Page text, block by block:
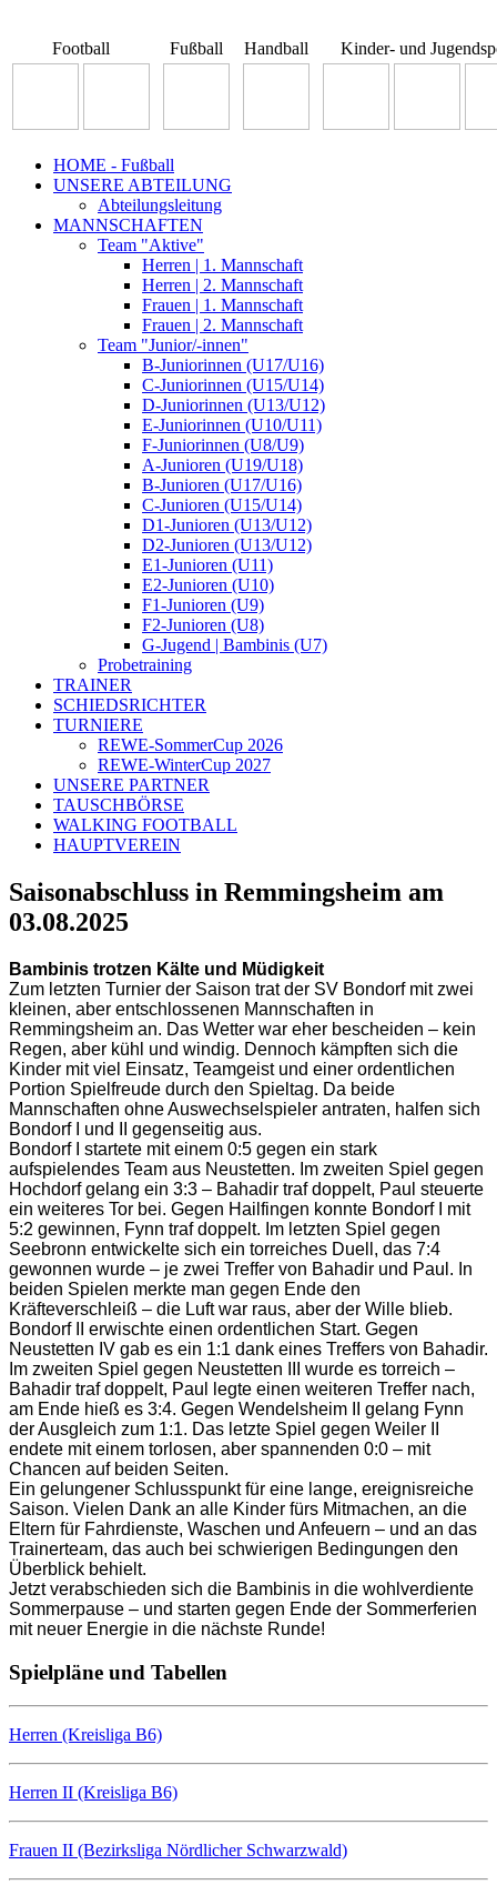
Football Fußball Handball Kinder- und
HOME - Fußball
UNSERE ABTEILUNG
Abteilungsleitung
MANNSCHAFTEN
Team "Aktive"
Herren | 1. Mannschaft
Herren | 2. Mannschaft
Frauen | 1. Mannschaft
Frauen | 2. Mannschaft
Team "Junior/-innen"
B-Juniorinnen (U17/U16)
C-Juniorinnen (U15/U14)
D-Juniorinnen (U13/U12)
E-Juniorinnen (U10/U11)
F-Juniorinnen (U8/U9)
A-Junioren (U19/U18)
B-Junioren (U17/U16)
C-Junioren (U15/U14)
D1-Junioren (U13/U12)
D2-Junioren (U13/U12)
E1-Junioren (U11)
E2-Junioren (U10)
F1-Junioren (U9)
F2-Junioren (U8)
G-Jugend | Bambinis (U7)
Probetraining
TRAINER
SCHIEDSRICHTER
TURNIERE
REWE-SommerCup 2026
REWE-WinterCup 2027
UNSERE PARTNER
TAUSCHBÖRSE
WALKING FOOTBALL
HAUPTVEREIN
Saisonabschluss in Remmingsheim am
03.08.2025
Bambinis trotzen Kälte und Müdigkeit
Zum letzten Turnier der Saison trat der SV Bondorf mit zwei
kleinen, aber entschlossenen Mannschaften in
Remmingsheim an. Das Wetter war eher bescheiden – kein
Regen, aber kühl und windig. Dennoch kämpften sich die
Kinder mit viel Einsatz, Teamgeist und einer ordentlichen
Portion Spielfreude durch den Spieltag. Da beide
Mannschaften ohne Auswechselspieler antraten, halfen sich
Bondorf I und II gegenseitig aus.
Bondorf I startete mit einem 0:5 gegen ein stark
aufspielendes Team aus Neustetten. Im zweiten Spiel gegen
Hochdorf gelang ein 3:3 – Bahadir traf doppelt, Paul steuerte
ein weiteres Tor bei. Gegen Hailfingen konnte Bondorf I mit
5:2 gewinnen, Fynn traf doppelt. Im letzten Spiel gegen
Seebronn entwickelte sich ein torreiches Duell, das 7:4
gewonnen wurde – je zwei Treffer von Bahadir und Paul. In
beiden Spielen merkte man gegen Ende den
Kräfteverschleiß – die Luft war raus, aber der Wille blieb.
Bondorf II erwischte einen ordentlichen Start. Gegen
Neustetten IV gab es ein 1:1 dank eines Treffers von Bahadir.
Im zweiten Spiel gegen Neustetten III wurde es torreich –
Bahadir traf doppelt, Paul legte einen weiteren Treffer nach,
am Ende hieß es 3:4. Gegen Wendelsheim II gelang Fynn
der Ausgleich zum 1:1. Das letzte Spiel gegen Weiler II
endete mit einem torlosen, aber spannenden 0:0 – mit
Chancen auf beiden Seiten.
Ein gelungener Schlusspunkt für eine lange, ereignisreiche
Saison. Vielen Dank an alle Kinder fürs Mitmachen, an die
Eltern für Fahrdienste, Waschen und Anfeuern – und an das
Trainerteam, das auch bei schwierigen Bedingungen den
Überblick behielt.
Jetzt verabschieden sich die Bambinis in die wohlverdiente
Sommerpause – und starten gegen Ende der Sommerferien
mit neuer Energie in die nächste Runde!
Spielpläne und Tabellen
Herren (Kreisliga B6)
Herren II (Kreisliga B6)
Frauen II (Bezirksliga Nördlicher Schwarzwald)